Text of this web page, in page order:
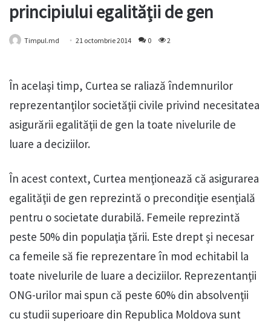
principiului egalității de gen
Timpul.md 21 octombrie 2014 0 2
În acelaşi timp, Curtea se raliază îndemnurilor
reprezentanţilor societăţii civile privind necesitatea
asigurării egalităţii de gen la toate nivelurile de
luare a deciziilor.
În acest context, Curtea menţionează că asigurarea
egalităţii de gen reprezintă o precondiţie esenţială
pentru o societate durabilă. Femeile reprezintă
peste 50% din populaţia ţării. Este drept şi necesar
ca femeile să fie reprezentare în mod echitabil la
toate nivelurile de luare a deciziilor. Reprezentanţii
ONG-urilor mai spun că peste 60% din absolvenţii
cu studii superioare din Republica Moldova sunt